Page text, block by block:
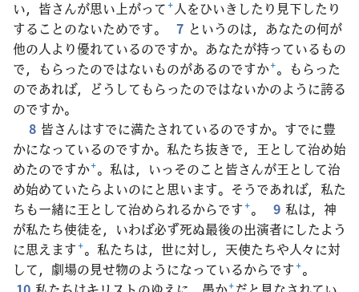
い，皆さんが思い上がって+人をひいきしたり見下したり
することのないためです。
7 というのは，あなたの何が
他の人より優れているのですか。あなたが持っているもの
で，もらったのではないものがあるのですか+。もらった
のであれば，どうしてもらったのではないかのように誇る
のですか。
8 皆さんはすでに満たされているのですか。すでに豊
かになっているのですか。私たち抜きで，王として治め始
めたのですか+。私は，いっそのこと皆さんが王として治
め始めていたらよいのにと思います。そうであれば，私た
ちも一緒に王として治められるからです+。 9 私は，神
が私たち使徒を，いわば必ず死ぬ最後の出演者にしたよう
に思えます+。私たちは，世に対し，天使たちや人々に対
して，劇場の見せ物のようになっているからです+。